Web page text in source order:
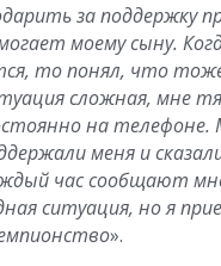
за поддержку
моему сыну.
то понял, что
сложная, мне
на
меня и
час сообщают
ситуация, но я
».